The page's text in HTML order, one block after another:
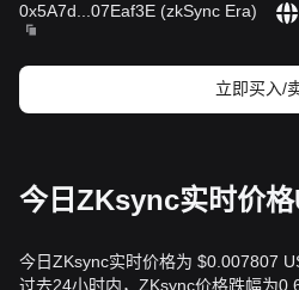
0x5A7d
07Eaf3E (zkSync Era)
立即买入/
今日ZKsync实时价
今日ZKsync实时价格为 $0.007807
过去24小时内，ZKsync价格跌幅为